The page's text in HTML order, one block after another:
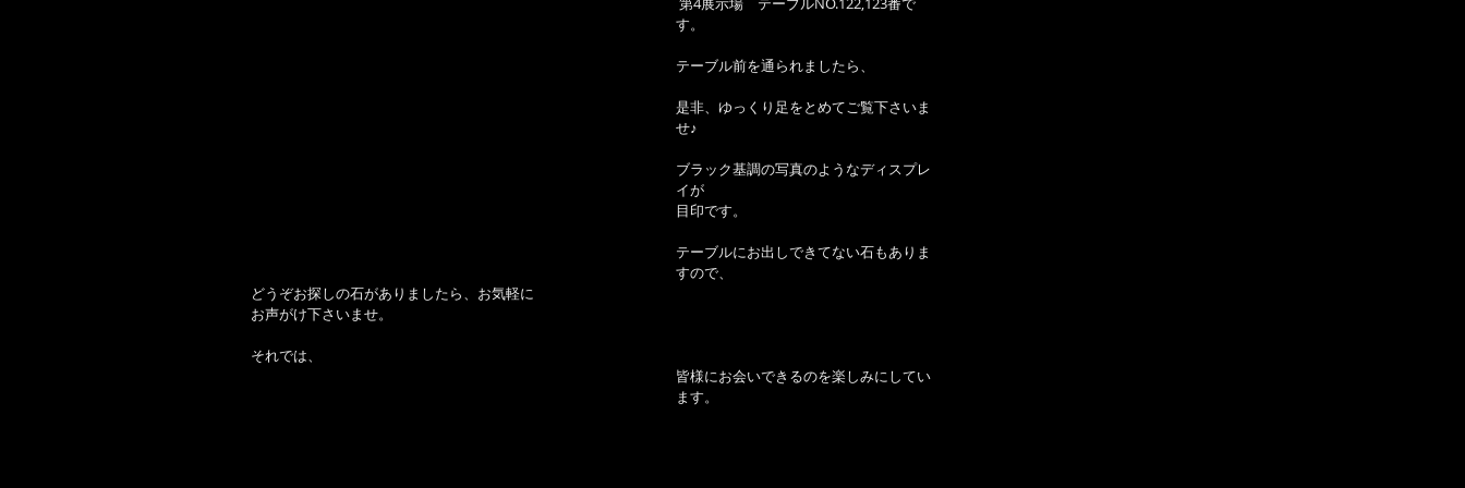
す。
テーブル前を通られましたら、
是非、ゆっくり足をとめてご覧下さいま
せ♪
ブラック基調の写真のようなディスプレ
イが
目印です。
テーブルにお出しできてない石もありま
すので、
どうぞお探しの石がありましたら、お気軽に
お声がけ下さいませ。
それでは、
皆様にお会いできるのを楽しみにしてい
ます。